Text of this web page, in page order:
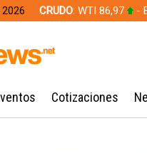
2026 CRUDO: WTI 86,97 -
Cotizaciones